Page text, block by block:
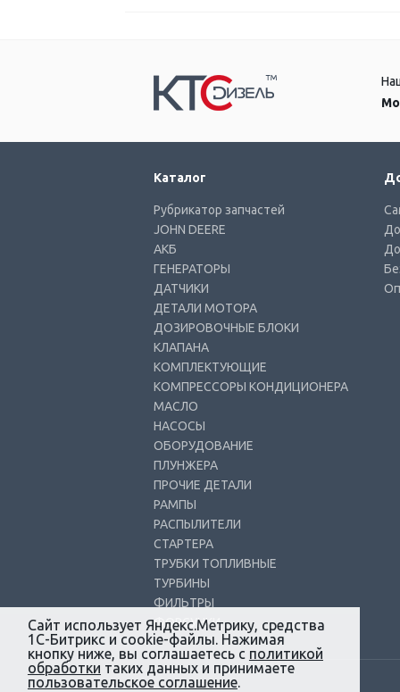
Каталог
Рубрикатор запчастей
JOHN DEERE
АКБ
ГЕНЕРАТОРЫ
ДАТЧИКИ
ДЕТАЛИ МОТОРА
ДОЗИРОВОЧНЫЕ БЛОКИ
КЛАПАНА
КОМПЛЕКТУЮЩИЕ
КОМПРЕССОРЫ КОНДИЦИОНЕРА
МАСЛО
НАСОСЫ
ОБОРУДОВАНИЕ
ПЛУНЖЕРА
ПРОЧИЕ ДЕТАЛИ
РАМПЫ
РАСПЫЛИТЕЛИ
СТАРТЕРА
ТРУБКИ ТОПЛИВНЫЕ
ТУРБИНЫ
ФИЛЬТРЫ
ФОРСУНКИ
Сайт использует Яндекс.Метрику, средства
1С-Битрикс и cookie-файлы. Нажимая
кнопку ниже, вы соглашаетесь с политикой
обработки таких данных и принимаете
пользовательское соглашение.